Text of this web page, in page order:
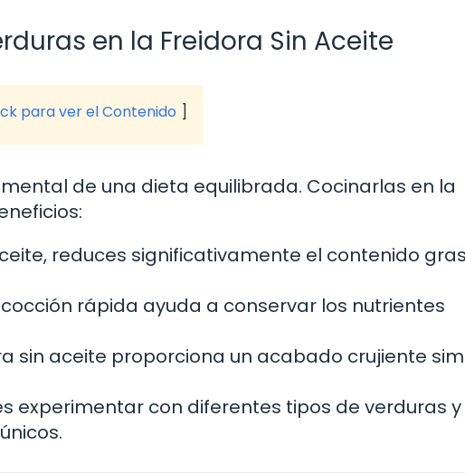
en la Freidora Sin Aceite
para ver el Contenido
de una dieta equilibrada. Cocinarlas en la
reduces significativamente el contenido
cocción rápida ayuda a conservar los nutrientes
sin aceite proporciona un acabado crujiente
experimentar con diferentes tipos de verduras y